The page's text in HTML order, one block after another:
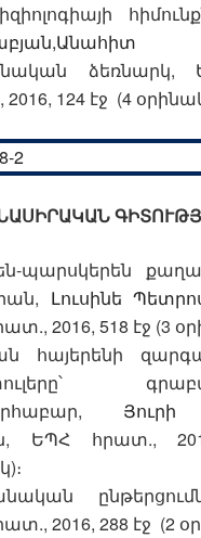
Անահիտ
124 էջ (4
պարսկերեն
Լուսինե
2016, 518 էջ (3
հայերենի
Յուրի
ԵՊՀ հրատ.,
2016, 288 էջ (2